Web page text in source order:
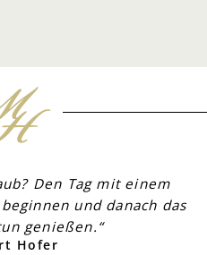
Den Tag mit einem
und danach das
genießen.“
Hofer